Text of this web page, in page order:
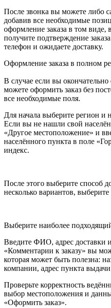
После звонка вы можете либо
добавив все необходимые
оформление заказа в том виде,
получите подтверждение
телефон и ожидаете доставку.
Оформление заказа в полном
В случае если вы
можете оформить заказ без
все необходимые поля.
Для начала выберите регион и
Если вы не нашли свой
«Другое местоположение» и
населённого пункта в поле
индекс.
После этого выберите способ
несколько вариантов,
Выберите наиболее
Введите ФИО, адрес доставки
«Комментарии к заказу» вы
которая может быть полезна:
компании, адрес пункта
Проверьте корректность
выбор местоположения и
«Оформить заказ».